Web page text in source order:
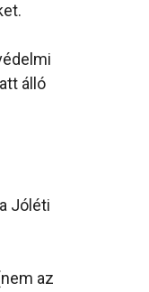
álló
a Jóléti
az